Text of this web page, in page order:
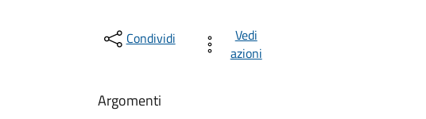
Condividi
Vedi
azioni
Argomenti